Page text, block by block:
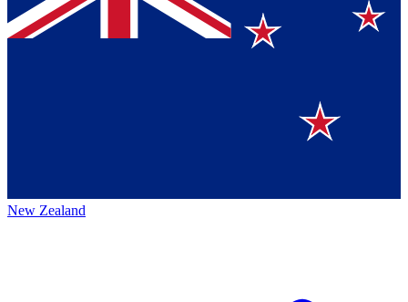
New Zealand